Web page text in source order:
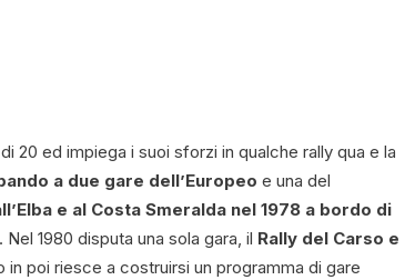
20 ed impiega i suoi sforzi in qualche rally qua e la
a due gare dell’Europeo e una del
e al Costa Smeralda nel 1978 a bordo di
. Nel 1980 disputa una sola gara, il Rally del Carso e
in poi riesce a costruirsi un programma di gare